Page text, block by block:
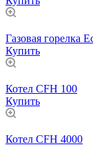
Газовая горелка
Купить
Котел CFH 100
Купить
Котел CFH 4000